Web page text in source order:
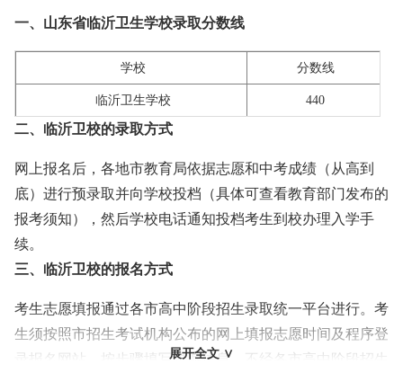
一、山东省临沂卫生学校录取分数线
学校 分数线
临沂卫生学校 440
二、临沂卫校的录取方式
网上报名后，各地市教育局依据志愿和中考成绩（从高到
底）进行预录取并向学校投档（具体可查看教育部门发布的
报考须知），然后学校电话通知投档考生到校办理入学手
续。
三、临沂卫校的报名方式
考生志愿填报通过各市高中阶段招生录取统一平台进行。考
生须按照市招生考试机构公布的网上填报志愿时间及程序登
录报名网站，按步骤填写志愿信息。不经各市高中阶段招生
展开全文 ∨